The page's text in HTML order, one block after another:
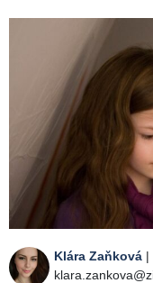
Klára Zaňková |